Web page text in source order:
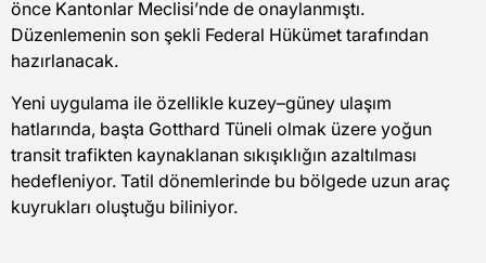
önce Kantonlar Meclisi’nde de onaylanmıştı.
Düzenlemenin son şekli Federal Hükümet tarafından
hazırlanacak.
Yeni uygulama ile özellikle kuzey–güney ulaşım
hatlarında, başta Gotthard Tüneli olmak üzere yoğun
transit trafikten kaynaklanan sıkışıklığın azaltılması
hedefleniyor. Tatil dönemlerinde bu bölgede uzun araç
kuyrukları oluştuğu biliniyor.